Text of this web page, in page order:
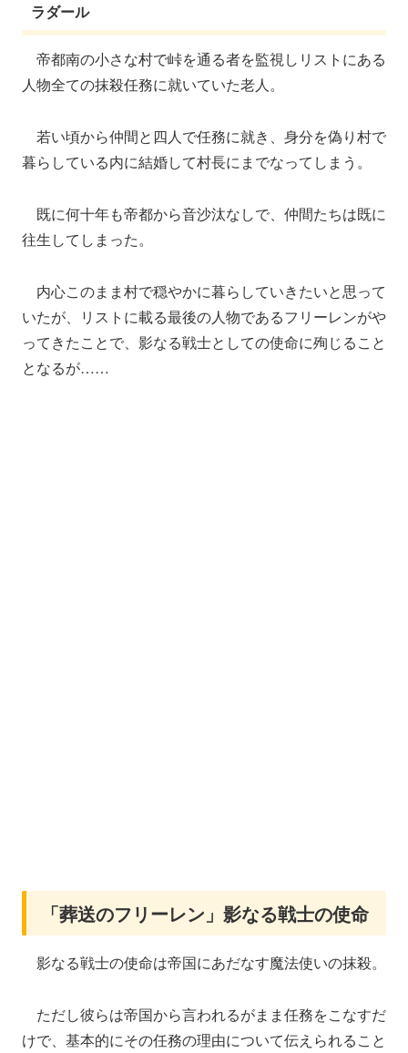
ラダール
帝都南の小さな村で峠を通る者を監視しリストにある
人物全ての抹殺任務に就いていた老人。
若い頃から仲間と四人で任務に就き、身分を偽り村で
暮らしている内に結婚して村長にまでなってしまう。
既に何十年も帝都から音沙汰なしで、仲間たちは既に
往生してしまった。
内心このまま村で穏やかに暮らしていきたいと思って
いたが、リストに載る最後の人物であるフリーレンがや
ってきたことで、影なる戦士としての使命に殉じること
となるが……
「葬送のフリーレン」影なる戦士の使命
影なる戦士の使命は帝国にあだなす魔法使いの抹殺。
ただし彼らは帝国から言われるがまま任務をこなすだ
けで、基本的にその任務の理由について伝えられること